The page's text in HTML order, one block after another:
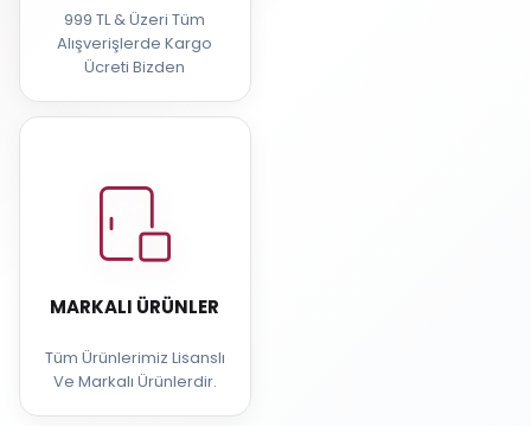
999 TL & Üzeri Tüm
Alışverişlerde Kargo
Ücreti Bizden
MARKALI ÜRÜNLER
Tüm Ürünlerimiz Lisanslı
Ve Markalı Ürünlerdir.